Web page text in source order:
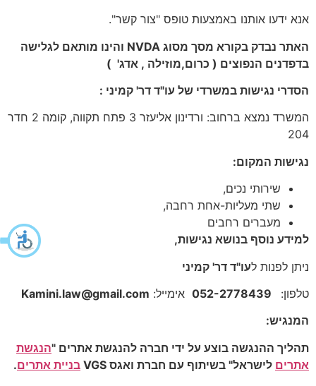
אנא ידעו אותנו באמצעות טופס "צור קשר".
האתר נבדק בקורא מסך מסוג NVDA והינו מותאם לגלישה
בדפדנים הנפוצים ( כרום,מוזילה , אדג' )
הסדרי נגישות במשרדי של עו"ד דר' קמיני :
המשרד נמצא ברחוב: ורדינון אליעזר 3 פתח תקווה, קומה 2 חדר
204
נגישות המקום:
שירותי נכים,
שתי מעליות-אחת רחבה,
מעברים רחבים
למידע נוסף בנושא נגישות,
ניתן לפנות לעו"ד דר' קמיני
טלפון:
אימייל: Kamini.law@gmail.com
המנגיש:
תהליך ההנגשה בוצע על ידי חברה להנגשת אתרים "הנגשת
אתרים לישראל" בשיתוף עם חברת ואגס VGS בניית אתרים.